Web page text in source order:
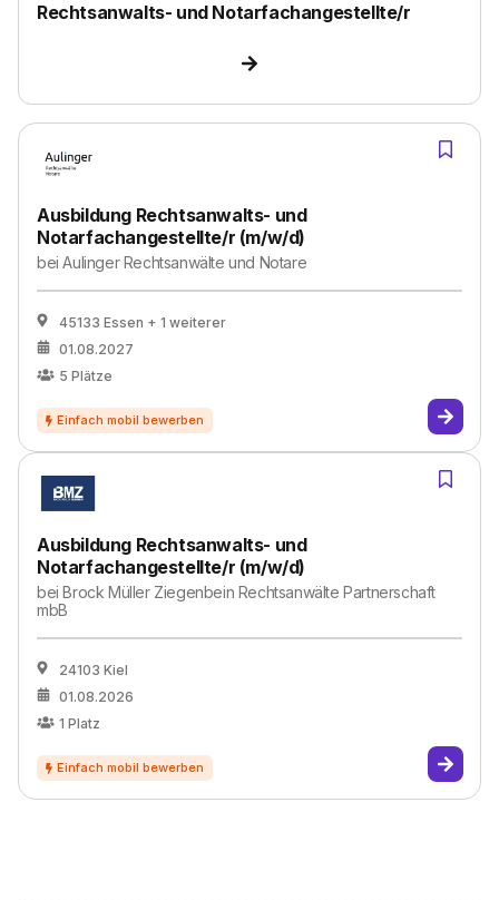
Rechtsanwalts- und Notarfachangestellte/r
Ausbildung Rechtsanwalts- und
Notarfachangestellte/r (m/w/d)
beiAulinger Rechtsanwälte und Notare
45133 Essen + 1 weiterer
01.08.2027
5 Plätze
Ausbildung Rechtsanwalts- und
Notarfachangestellte/r (m/w/d)
beiBrock Müller Ziegenbein Rechtsanwälte Partnerschaft
mbB
24103 Kiel
01.08.2026
1 Platz